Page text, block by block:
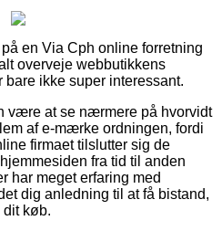
en Via Cph online forretning
overveje webbutikkens
bare ikke super interessant.
være at se nærmere på hvorvidt
af e-mærke ordningen, fordi
firmaet tilslutter sig de
fra tid til anden
har meget erfaring med
dig anledning til at få bistand,
køb.